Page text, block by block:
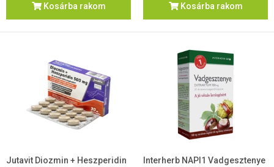
Kosárba rakom Kosárba rakom
Jutavit Diozmin + Heszperidin
Interherb NAPI1 Vadgesztenye